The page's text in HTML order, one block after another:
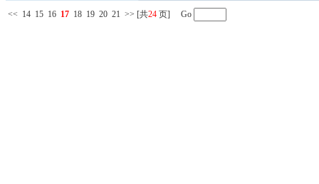
<< 14 15 16 17 18 19 20 21 >> [共24 页] Go